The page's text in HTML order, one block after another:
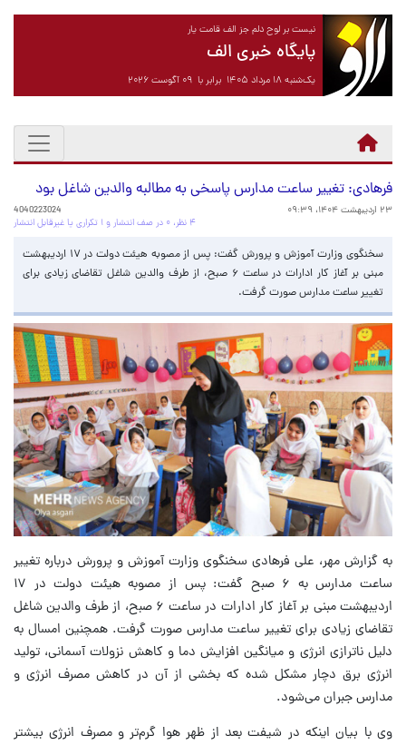
نیست بر لوح دلم جز الف قامت یار
پایگاه خبری الف
یک‌شنبه ۱۸ مرداد ۱۴۰۵ برابر با ۰۹ آگوست ۲۰۲۶
فرهادی: تغییر ساعت مدارس پاسخی به مطالبه والدین شاغل بود
۲۳ اردیبهشت ۱۴۰۴، ۰۹:۳۹
4040223024
۴ نظر، ۰ در صف انتشار و ۱ تکراری یا غیرقابل انتشار
سخنگوی وزارت آموزش و پرورش گفت: پس از مصوبه هیئت دولت در ۱۷ اردیبهشت
مبنی بر آغاز کار ادارات در ساعت ۶ صبح، از طرف والدین شاغل تقاضای زیادی برای
تغییر ساعت مدارس صورت گرفت.
به گزارش مهر، علی فرهادی سخنگوی وزارت آموزش و پرورش درباره تغییر
ساعت مدارس به ۶ صبح گفت: پس از مصوبه هیئت دولت در ۱۷
اردیبهشت مبنی بر آغاز کار ادارات در ساعت ۶ صبح، از طرف والدین شاغل
تقاضای زیادی برای تغییر ساعت مدارس صورت گرفت. همچنین امسال به
دلیل ناترازی انرژی و میانگین افزایش دما و کاهش نزولات آسمانی، تولید
انرژی برق دچار مشکل شده که بخشی از آن در کاهش مصرف انرژی و
مدارس جبران می‌شود.
وی با بیان اینکه در شیفت بعد از ظهر هوا گرم‌تر و مصرف انرژی بیشتر